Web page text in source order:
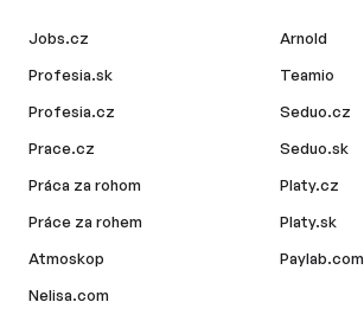
Jobs.cz
Profesia.sk
Profesia.cz
Prace.cz
Práca za rohom
Práce za rohem
Atmoskop
Nelisa.com
Arnold
Teamio
Seduo.cz
Seduo.sk
Platy.cz
Platy.sk
Paylab.com